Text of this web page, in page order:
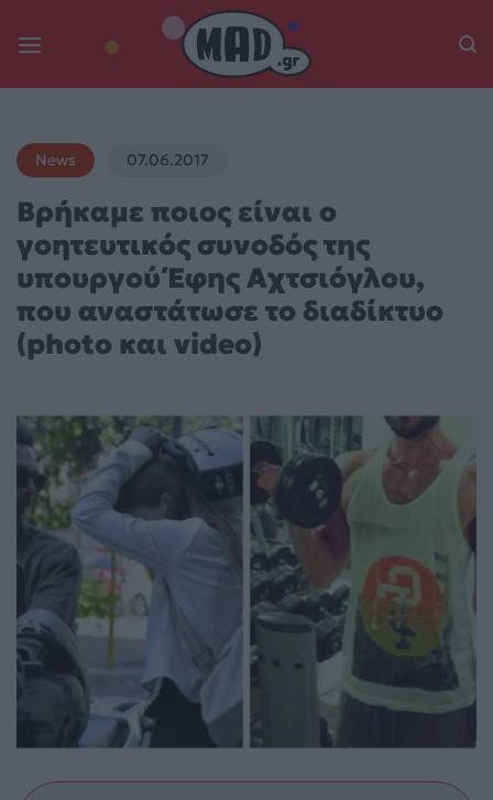
News 07.06.2017
Βρήκαμε ποιος είναι ο
γοητευτικός συνοδός της
υπουργού Έφης Αχτσιόγλου,
που αναστάτωσε το διαδίκτυο
(photo και video)